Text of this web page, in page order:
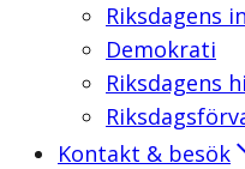
Riksdagens
Demokrati
Riksdagens
Kontakt & besök